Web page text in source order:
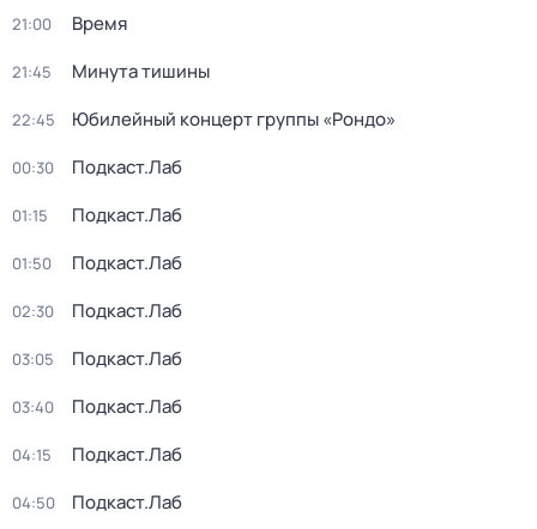
21:00 Время
21:45 Минута тишины
22:45 Юбилейный концерт группы «Рондо»
00:30 Подкаст.Лаб
01:15 Подкаст.Лаб
01:50 Подкаст.Лаб
02:30 Подкаст.Лаб
03:05 Подкаст.Лаб
03:40 Подкаст.Лаб
04:15 Подкаст.Лаб
04:50 Подкаст.Лаб